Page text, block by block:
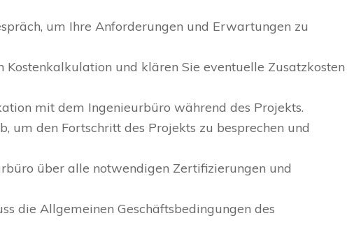
um Ihre Anforderungen und Erwartungen zu
Kostenkalkulation und klären Sie eventuelle Zusatzkosten
mit dem Ingenieurbüro während des Projekts.
um den Fortschritt des Projekts zu besprechen und
über alle notwendigen Zertifizierungen und
die Allgemeinen Geschäftsbedingungen des